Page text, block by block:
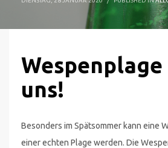
uns!
Besonders im Spätsommer kann eine
einer echten Plage werden. Die